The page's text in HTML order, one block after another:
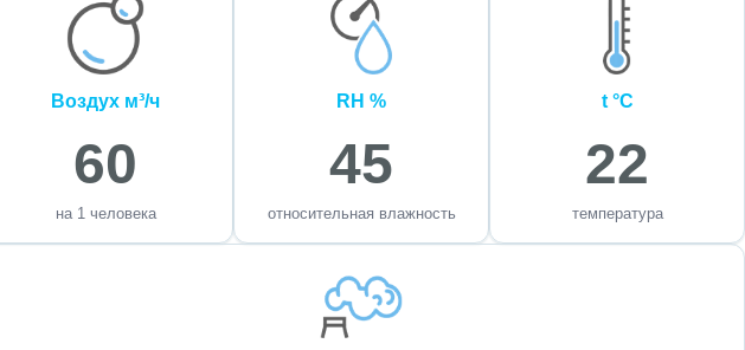
Воздух м³/ч
60
на 1 человека
RH %
45
относительная влажность
t °C
22
температура